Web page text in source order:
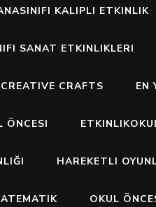
KALIPLI ETKINLIK
SANAT ETKINLIKLERI
CREATIVE CRAFTS EN
ÖNCESI
HAREKETLI
OKUL